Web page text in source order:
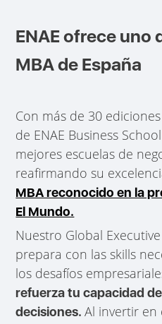
ENAE ofrece uno
MBA de España
Con más de 30
de ENAE Business
mejores escuelas de
reafirmando su
MBA reconocido en la
El Mundo.
Nuestro Global
prepara con las skills
los desafíos
refuerza tu capacidad
decisiones.Al invertir en